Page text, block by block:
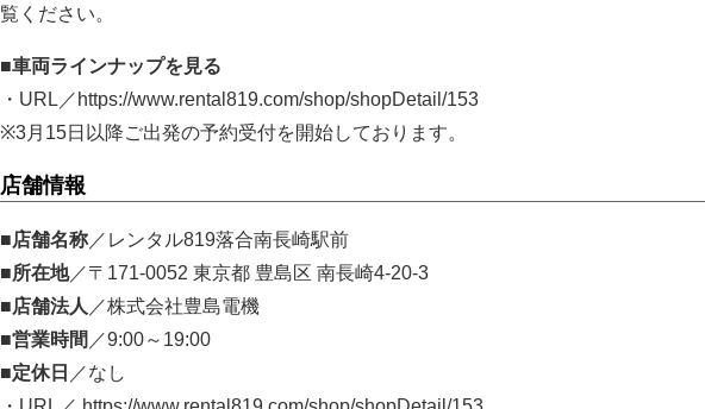
覧ください。
■車両ラインナップを見る
・URL／https://www.rental819.com/shop/shopDetail/153
※3月15日以降ご出発の予約受付を開始しております。
店舗情報
■店舗名称 ／レンタル819落合南長崎駅前
■所在地／〒171-0052 東京都 豊島区 南長崎4-20-3
■店舗法人 ／株式会社豊島電機
■営業時間 ／9:00～19:00
■定休日 ／なし